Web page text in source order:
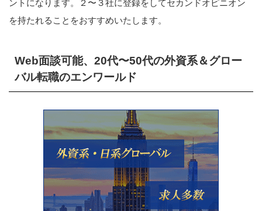
ントになります。２〜３社に登録をしてセカンドオピニオン
を持たれることをおすすめいたします。
Web面談可能、20代〜50代の外資系＆グロー
バル転職のエンワールド